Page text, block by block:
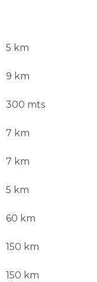
5 km
9 km
300 mts
7 km
7 km
5 km
60 km
150 km
150 km